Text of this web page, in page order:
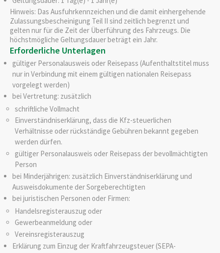
Hinweis: Das Ausfuhrkennzeichen und die damit einhergehende
Zulassungsbescheinigung Teil II sind zeitlich begrenzt und
gelten nur für die Zeit der Überführung des Fahrzeugs. Die
höchstmögliche Geltungsdauer beträgt ein Jahr.
Erforderliche Unterlagen
gültiger Personalausweis oder Reisepass (Aufenthaltstitel muss
nur in Verbindung mit einem gültigen nationalen Reisepass
vorgelegt werden)
bei Vertretung: zusätzlich
schriftliche Vollmacht
Einverständniserklärung, dass die Kfz-steuerlichen
Verhältnisse oder rückständige Gebühren bekannt gegeben
werden dürfen.
gültiger Personalausweis oder Reisepass der bevollmächtigten
Person
bei Minderjährigen: zusätzlich Einverständniserklärung und
Ausweisdokumente der Sorgeberechtigten
bei juristischen Personen oder Firmen:
Handelsregisterauszug oder
Gewerbeanmeldung oder
Vereinsregisterauszug
Erklärung zum Einzug der Kraftfahrzeugsteuer (SEPA-